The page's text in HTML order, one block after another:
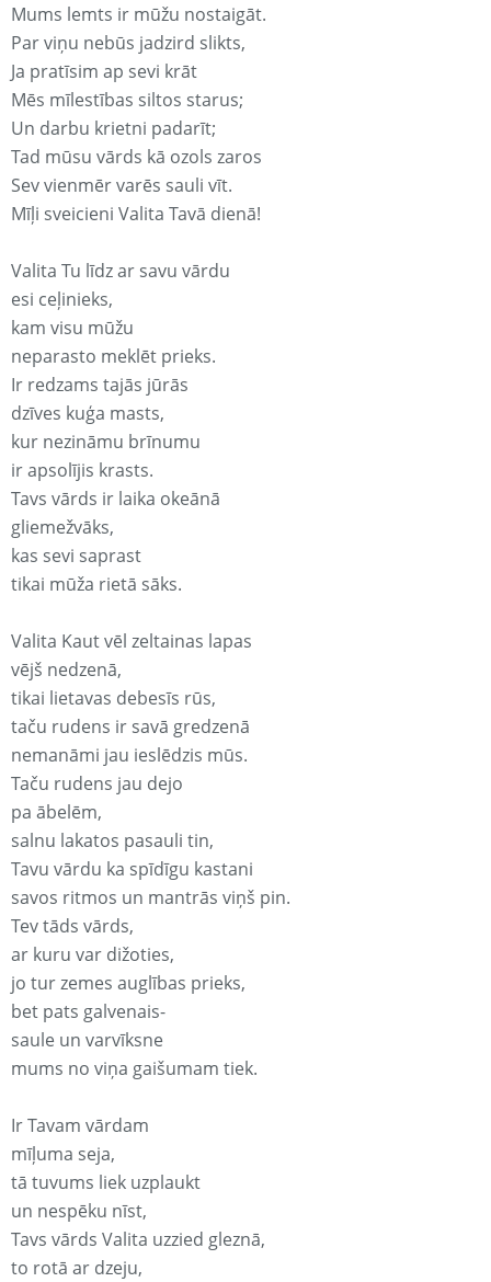
Mums lemts ir mūžu nostaigāt.
Par viņu nebūs jadzird slikts,
Ja pratīsim ap sevi krāt
Mēs mīlestības siltos starus;
Un darbu krietni padarīt;
Tad mūsu vārds kā ozols zaros
Sev vienmēr varēs sauli vīt.
Mīļi sveicieni Valita Tavā dienā!
Valita Tu līdz ar savu vārdu
esi ceļinieks,
kam visu mūžu
neparasto meklēt prieks.
Ir redzams tajās jūrās
dzīves kuģa masts,
kur nezināmu brīnumu
ir apsolījis krasts.
Tavs vārds ir laika okeānā
gliemežvāks,
kas sevi saprast
tikai mūža rietā sāks.
Valita Kaut vēl zeltainas lapas
vējš nedzenā,
tikai lietavas debesīs rūs,
taču rudens ir savā gredzenā
nemanāmi jau ieslēdzis mūs.
Taču rudens jau dejo
pa ābelēm,
salnu lakatos pasauli tin,
Tavu vārdu ka spīdīgu kastani
savos ritmos un mantrās viņš pin.
Tev tāds vārds,
ar kuru var dižoties,
jo tur zemes auglības prieks,
bet pats galvenais-
saule un varvīksne
mums no viņa gaišumam tiek.
Ir Tavam vārdam
mīļuma seja,
tā tuvums liek uzplaukt
un nespēku nīst,
Tavs vārds Valita uzzied gleznā,
to rotā ar dzeju,